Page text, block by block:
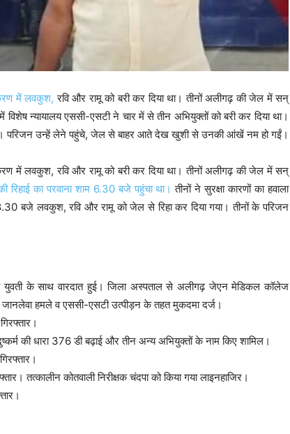
में लवकुश, रवि और रामू को बरी कर दिया था। तीनों अलीगढ़ की जेल में सन्
न्यायालय एससी-एसटी ने चार में से तीन अभियुक्तों को बरी कर दिया था।
परिजन उन्हें लेने पहुंचे, जेल से बाहर आते देख खुशी से उनकी आंखें नम हो गईं।
में लवकुश, रवि और रामू को बरी कर दिया था। तीनों अलीगढ़ की जेल में सन्
रिहाई का परवाना शाम 6.30 बजे पहुंचा था। तीनों ने सुरक्षा कारणों का हवाला
बजे लवकुश, रवि और रामू को जेल से रिहा कर दिया गया। तीनों के परिजन
के साथ वारदात हुई। जिला अस्पताल से अलीगढ़ जेएन मेडिकल कॉलेज
हमले व एससी-एसटी उत्पीड़न के तहत मुकदमा दर्ज।
की धारा 376 डी बढ़ाई और तीन अन्य अभियुक्तों के नाम किए शामिल।
तत्कालीन कोतवाली निरीक्षक चंदपा को किया गया लाइनहाजिर।